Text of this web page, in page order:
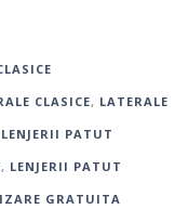
CLASICE, LATERALE
LENJERII PATUT
, LENJERII PATUT
GRATUITA